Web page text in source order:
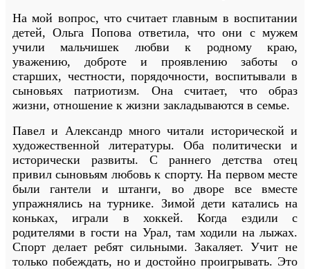
На мой вопрос, что считает главным в воспитании
детей, Ольга Попова ответила, что они с мужем
учили мальчишек любви к родному краю,
уважению, доброте и проявлению заботы о
старших, честности, порядочности, воспитывали в
сыновьях патриотизм. Она считает, что образ
жизни, отношение к жизни закладываются в семье.
Павел и Александр много читали исторической и
художественной литературы. Оба политически и
исторически развиты. С раннего детства отец
привил сыновьям любовь к спорту. На первом месте
были гантели и штанги, во дворе все вместе
упражнялись на турнике. Зимой дети катались на
коньках, играли в хоккей. Когда ездили с
родителями в гости на Урал, там ходили на лыжах.
Спорт делает ребят сильными. Закаляет. Учит не
только побеждать, но и достойно проигрывать. Это